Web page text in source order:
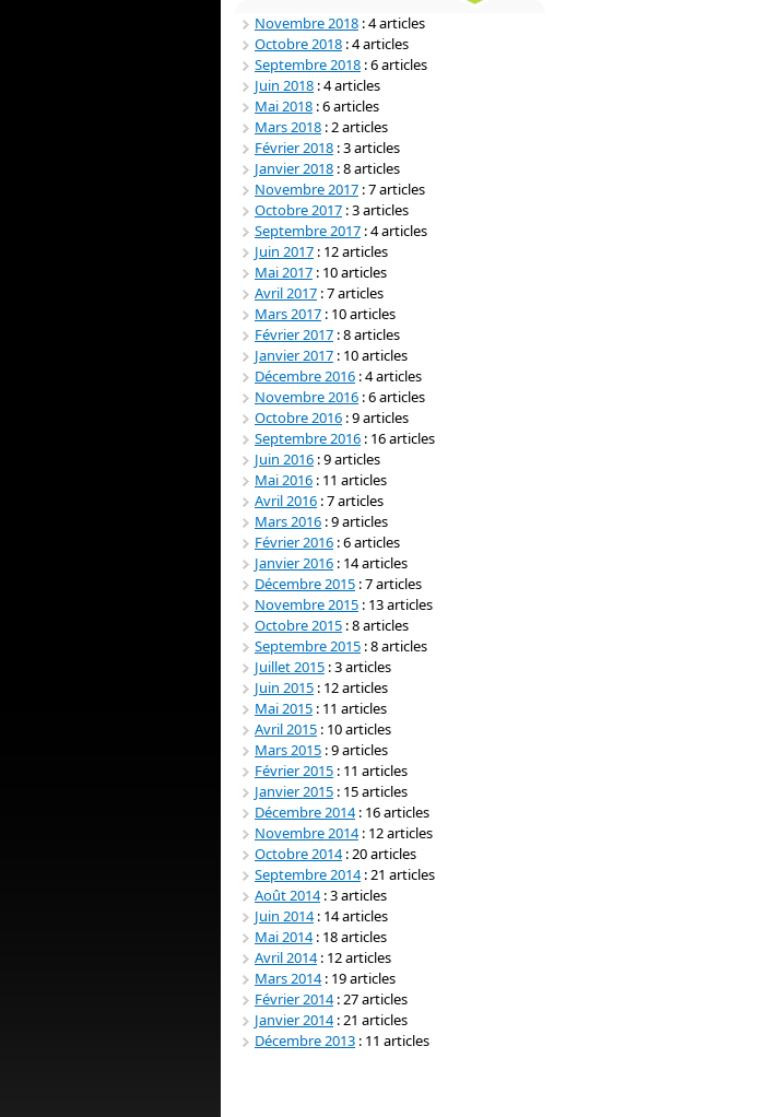
Novembre 2018 : 4 articles
Octobre 2018 : 4 articles
Septembre 2018 : 6 articles
Juin 2018 : 4 articles
Mai 2018 : 6 articles
Mars 2018 : 2 articles
Février 2018 : 3 articles
Janvier 2018 : 8 articles
Novembre 2017 : 7 articles
Octobre 2017 : 3 articles
Septembre 2017 : 4 articles
Juin 2017 : 12 articles
Mai 2017 : 10 articles
Avril 2017 : 7 articles
Mars 2017 : 10 articles
Février 2017 : 8 articles
Janvier 2017 : 10 articles
Décembre 2016 : 4 articles
Novembre 2016 : 6 articles
Octobre 2016 : 9 articles
Septembre 2016 : 16 articles
Juin 2016 : 9 articles
Mai 2016 : 11 articles
Avril 2016 : 7 articles
Mars 2016 : 9 articles
Février 2016 : 6 articles
Janvier 2016 : 14 articles
Décembre 2015 : 7 articles
Novembre 2015 : 13 articles
Octobre 2015 : 8 articles
Septembre 2015 : 8 articles
Juillet 2015 : 3 articles
Juin 2015 : 12 articles
Mai 2015 : 11 articles
Avril 2015 : 10 articles
Mars 2015 : 9 articles
Février 2015 : 11 articles
Janvier 2015 : 15 articles
Décembre 2014: 16 articles
Novembre 2014: 12 articles
Octobre 2014: 20 articles
Septembre 2014: 21 articles
Août 2014: 3 articles
Juin 2014: 14 articles
Mai 2014: 18 articles
Avril 2014: 12 articles
Mars 2014: 19 articles
Février 2014: 27 articles
Janvier 2014: 21 articles
Décembre 2013 : 11 articles